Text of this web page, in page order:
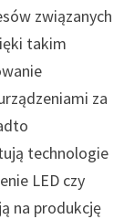
związanych
takim
za
technologie
LED czy
na produkcję